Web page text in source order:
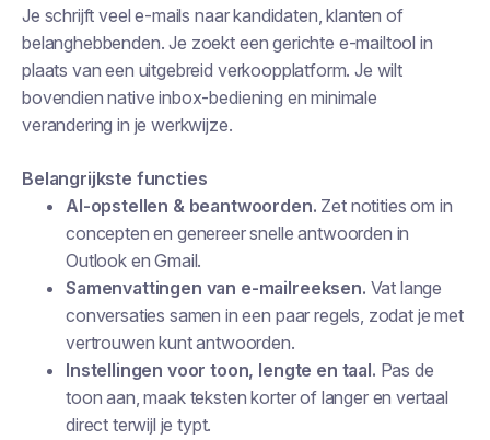
Je schrijft veel e-mails naar kandidaten, klanten of
belanghebbenden. Je zoekt een gerichte e-mailtool in
plaats van een uitgebreid verkoopplatform. Je wilt
bovendien native inbox-bediening en minimale
verandering in je werkwijze.
Belangrijkste functies
AI-opstellen & beantwoorden. Zet notities om in
concepten en genereer snelle antwoorden in
Outlook en Gmail.
Samenvattingen van e-mailreeksen. Vat lange
conversaties samen in een paar regels, zodat je met
vertrouwen kunt antwoorden.
Instellingen voor toon, lengte en taal. Pas de
toon aan, maak teksten korter of langer en vertaal
direct terwijl je typt.